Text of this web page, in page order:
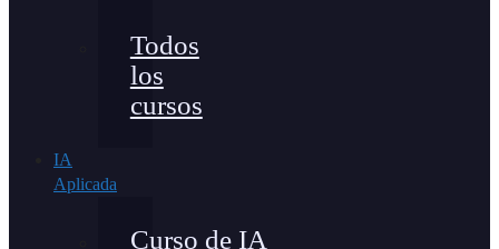
Todos
los
cursos
IA
Aplicada
Curso de IA